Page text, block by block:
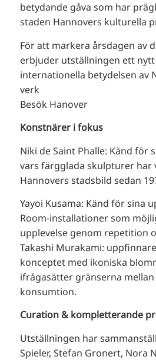
betydande gåva som har
staden Hannovers kulturella
För att markera årsdagen av
erbjuder utställningen ett
internationella betydelsen av
verk
Besök Hanover
Konstnärer i fokus
Niki de Saint Phalle: Känd för
vars färgglada skulpturer har
Hannovers stadsbild sedan
Yayoi Kusama: Känd för sina
Room-installationer som
upplevelse genom repetition
Takashi Murakami:
konceptet med ikoniska
ifrågasätter gränserna
konsumtion.
Curation & kompletterande
Utställningen har
Spieler, Stefan Gronert, Nora